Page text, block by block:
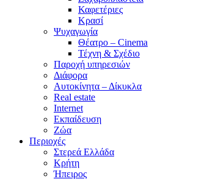
Καφετέριες
Κρασί
Ψυχαγωγία
Θέατρο – Cinema
Τέχνη & Σχέδιο
Παροχή υπηρεσιών
Διάφορα
Αυτοκίνητα – Δίκυκλα
Real estate
Internet
Εκπαίδευση
Ζώα
Περιοχές
Στερεά Ελλάδα
Κρήτη
Ήπειρος